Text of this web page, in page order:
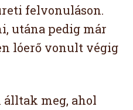
felvonuláson.
utána pedig már
lóerő vonult végig
álltak meg, ahol